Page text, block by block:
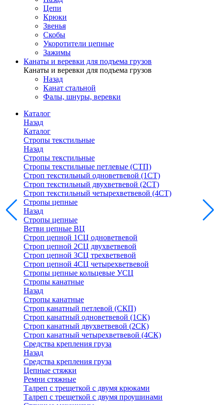
Цепи
Крюки
Звенья
Скобы
Укоротители цепные
Зажимы
Канаты и веревки для подъема грузов
Канаты и веревки для подъема грузов
Назад
Канат стальной
Фалы, шнуры, веревки
Каталог
Назад
Каталог
Стропы текстильные
Назад
Стропы текстильные
Стропы текстильные петлевые (СТП)
Строп текстильный одноветвевой (1СТ)
Строп текстильный двухветвевой (2СТ)
Строп текстильный четырехветвевой (4СТ)
Стропы цепные
Назад
Стропы цепные
Ветви цепные ВЦ
Строп цепной 1СЦ одноветвевой
Строп цепной 2СЦ двухветвевой
Строп цепной 3СЦ трехветвевой
Строп цепной 4СЦ четырехветвевой
Стропы цепные кольцевые УСЦ
Стропы канатные
Назад
Стропы канатные
Строп канатный петлевой (СКП)
Строп канатный одноветвевой (1СК)
Строп канатный двухветвевой (2СК)
Строп канатный четырехветвевой (4СК)
Средства крепления груза
Назад
Средства крепления груза
Цепные стяжки
Ремни стяжные
Талреп с трещеткой с двумя крюками
Талреп с трещеткой с двумя проушинами